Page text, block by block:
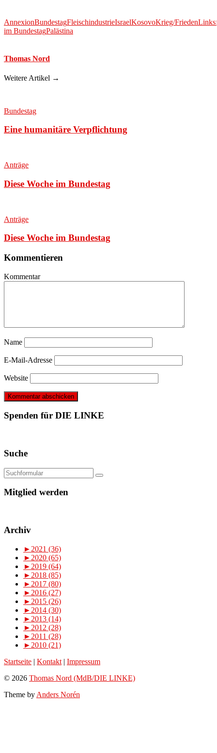
AnnexionBundestagFleischindustrieIsraelKosovoKrieg/Frieden
im BundestagPalästina
Thomas Nord
Weitere Artikel →
Bundestag
Eine humanitäre Verpflichtung
Anträge
Diese Woche im Bundestag
Anträge
Diese Woche im Bundestag
Kommentieren
Kommentar
Name
E-Mail-Adresse
Website
Spenden für DIE LINKE
Suche
Mitglied werden
Archiv
► 2021 (36)
► 2020 (65)
► 2019 (64)
► 2018 (85)
► 2017 (80)
► 2016 (27)
► 2015 (26)
► 2014 (30)
► 2013 (14)
► 2012 (28)
► 2011 (28)
► 2010 (21)
Startseite | Kontakt | Impressum
© 2026 Thomas Nord (MdB/DIE LINKE)
Theme by Anders Norén